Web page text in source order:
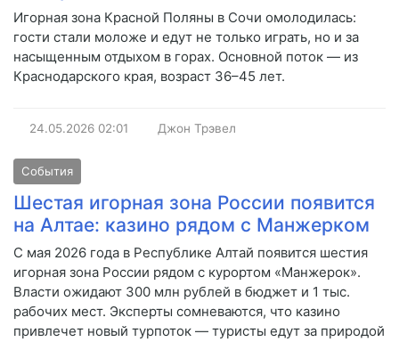
Игорная зона Красной Поляны в Сочи омолодилась:
гости стали моложе и едут не только играть, но и за
насыщенным отдыхом в горах. Основной поток — из
Краснодарского края, возраст 36–45 лет.
24.05.2026 02:01 Джон Трэвел
События
Шестая игорная зона России появится
на Алтае: казино рядом с Манжерком
С мая 2026 года в Республике Алтай появится шестия
игорная зона России рядом с курортом «Манжерок».
Власти ожидают 300 млн рублей в бюджет и 1 тыс.
рабочих мест. Эксперты сомневаются, что казино
привлечет новый турпоток — туристы едут за природой